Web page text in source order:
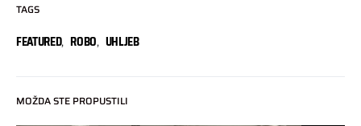
TAGS
FEATURED, ROBO, UHLJEB
MOŽDA STE PROPUSTILI